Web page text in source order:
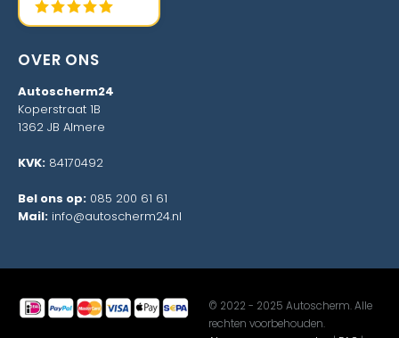
OVER ONS
Autoscherm24
Koperstraat 1B
1362 JB Almere
KVK: 84170492
Bel ons op: 085 200 61 61
Mail: info@autoscherm24.nl
© 2022 - 2025 Autoscherm. Alle
rechten voorbehouden.